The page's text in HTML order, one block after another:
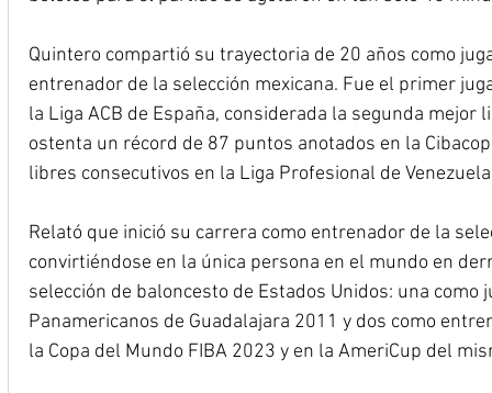
Quintero compartió su trayectoria de 20 años como
entrenador de la selección mexicana. Fue el primer
la Liga ACB de España, considerada la segunda mejor
ostenta un récord de 87 puntos anotados en la
libres consecutivos en la Liga Profesional de
Relató que inició su carrera como entrenador de la
convirtiéndose en la única persona en el mundo en
selección de baloncesto de Estados Unidos: una como
Panamericanos de Guadalajara 2011 y dos como
la Copa del Mundo FIBA 2023 y en la AmeriCup del